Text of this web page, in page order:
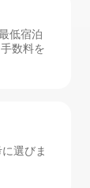
低宿泊
数料を
選びま